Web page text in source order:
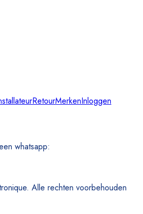
RetourMerkenInloggen
whatsapp:
Alle rechten voorbehouden